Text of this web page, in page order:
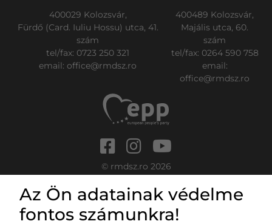
400029 Kolozsvár,
Fürdő (Card. Iuliu Hossu) utca, 41.
szám
tel/fax: 0723 250 321
email:office@rmdsz.ro
400489 Kolozsvár,
Majális utca, 60.
szám
tel/fax: 0264 590 758
email:
office@rmdsz.ro
© rmdsz.ro 2026
Az Ön adatainak védelme
fontos számunkra!